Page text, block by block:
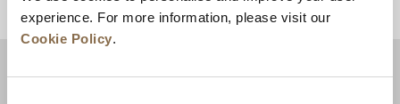
experience. For more information, please visit our
Cookie Policy.